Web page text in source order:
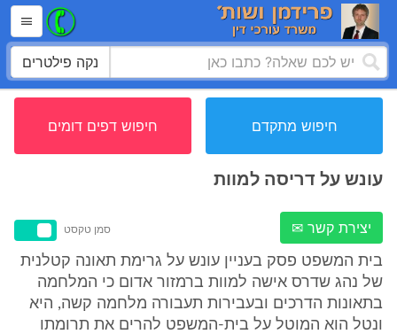
נקה פילטרים
חיפוש מתקדם חיפוש דפים דומים
עונש על דריסה למוות
יצירת קשר ✉ סמן טקסט
בית המשפט פסק בעניין עונש על גרימת תאונה קטלנית
של נהג שדרס אישה למוות ברמזור אדום כי המלחמה
בתאונות הדרכים ובעבירות תעבורה מלחמה קשה, היא
ונטל הוא המוטל על בית-המשפט להרים את תרומתו